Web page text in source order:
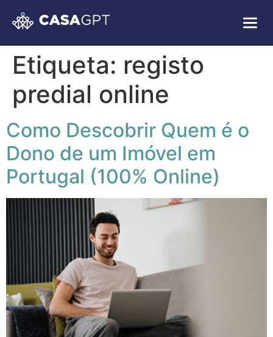
Etiqueta: registo
predial online
Como Descobrir Quem é o
Dono de um Imóvel em
Portugal (100% Online)